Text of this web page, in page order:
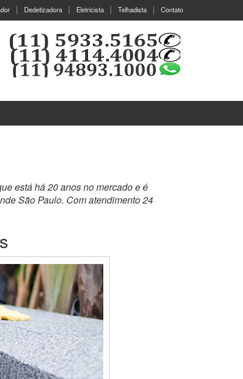
Dedetizadora Eletricista Telhadista Contato
está há 20 anos no mercado e é
São Paulo. Com atendimento 24